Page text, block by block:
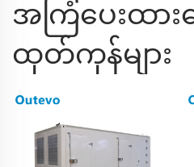
အကြံပေးထား
ထုတ်ကုန်များ